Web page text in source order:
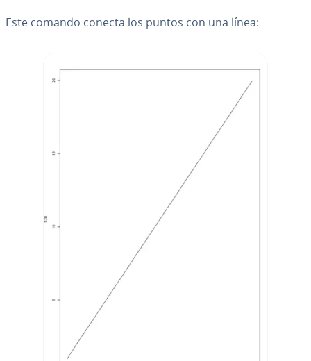
Este comando conecta los puntos con una línea: